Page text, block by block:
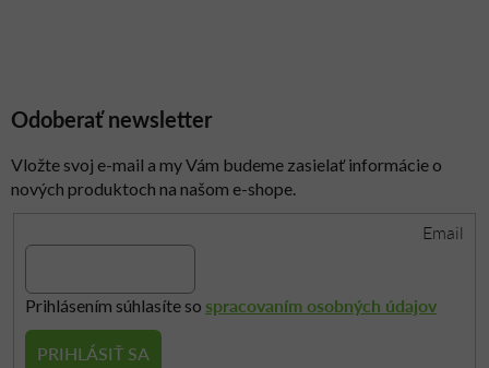
i
e
p
y
v
Odoberať newsletter
Vložte svoj e-mail a my Vám budeme zasielať informácie o
nových produktoch na našom e-shope.
Email
Prihlásením súhlasíte so spracovaním osobných údajov
PRIHLÁSIŤ SA